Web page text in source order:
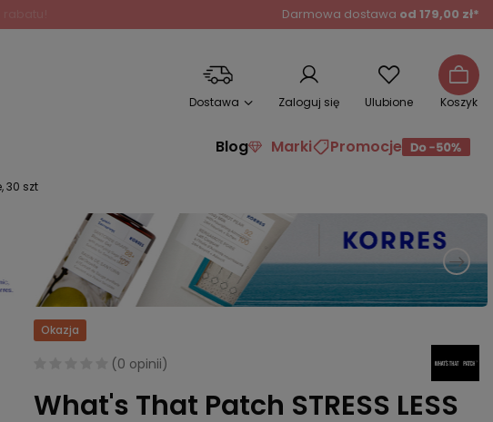
Darmowa dostawa od 179,00 zł*
Dostawa Zaloguj się Ulubione Koszyk
Blog Marki Promocje
30 szt
Okazja
(0 opinii)
What's That Patch STRESS LESS